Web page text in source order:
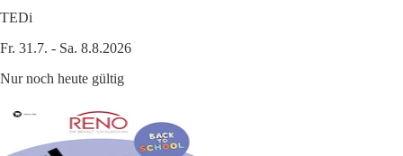
TEDi
Fr. 31.7. - Sa. 8.8.2026
Nur noch heute gültig